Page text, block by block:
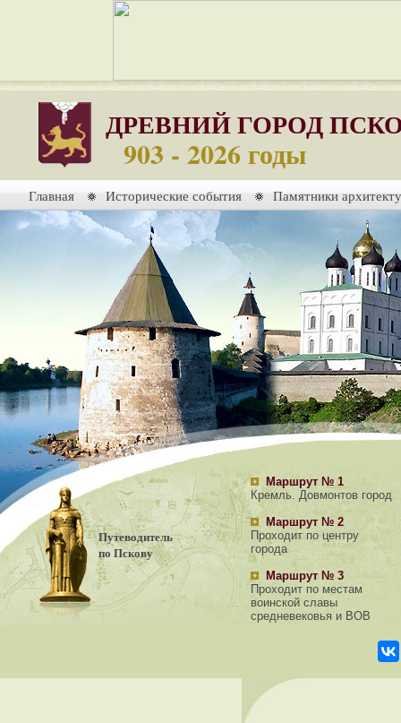
ДРЕВНИЙ ГОРОД
903 - 2026 годы
Главная Исторические события Памятники
Путеводитель
по Пскову
Маршрут № 1
Кремль. Довмонтов город
Маршрут № 2
Проходит по центру
города
Маршрут № 3
Проходит по местам
воинской славы
средневековья и ВОВ